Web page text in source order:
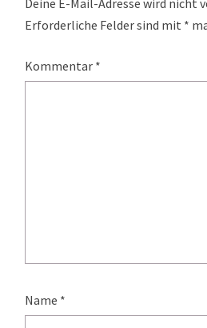
Deine E-Mail-Adresse wird nicht
Erforderliche Felder sind mit *
Kommentar *
Name *